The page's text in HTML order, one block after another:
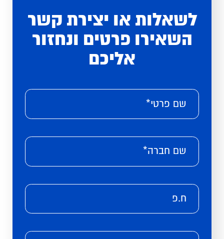
לשאלות או יצירת קשר
השאירו פרטים ונחזור
אליכם
Please leave this field empty.
שם פרטי*
שם חברה*
ח.פ
Alternative: